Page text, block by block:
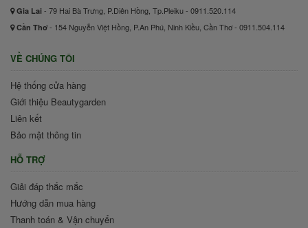
Gia Lai - 79 Hai Bà Trưng, P.Diên Hồng, Tp.Pleiku - 0911.520.114
Cần Thơ - 154 Nguyễn Việt Hồng, P.An Phú, Ninh Kiều, Cần Thơ - 0911.504.114
VỀ CHÚNG TÔI
Hệ thống cửa hàng
Giới thiệu Beautygarden
Liên kết
Bảo mật thông tin
HỖ TRỢ
Giải đáp thắc mắc
Hướng dẫn mua hàng
Thanh toán & Vận chuyển